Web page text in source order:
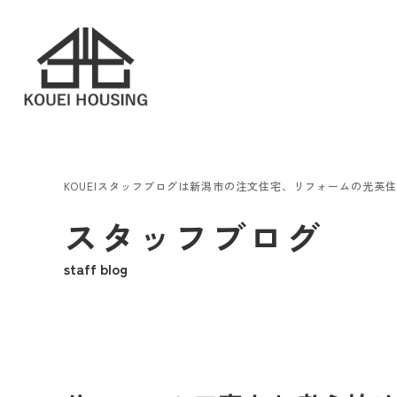
KOUEIスタッフブログは新潟市の注文住宅、リフォームの光英
スタッフブログ
staff blog